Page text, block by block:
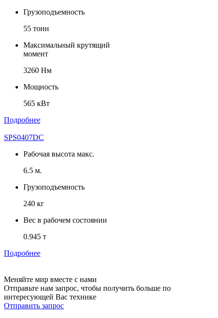
Грузоподъемность
55 тонн
Максимальный крутящий
момент
3260 Нм
Мощность
565 кВт
Подробнее
SPS0407DC
Рабочая высота макс.
6.5 м.
Грузоподъемность
240 кг
Вес в рабочем состоянии
0.945 т
Подробнее
Меняйте мир вместе с нами
Отправьте нам запрос, чтобы получить больше по
интересующей Вас технике
Отправить запрос